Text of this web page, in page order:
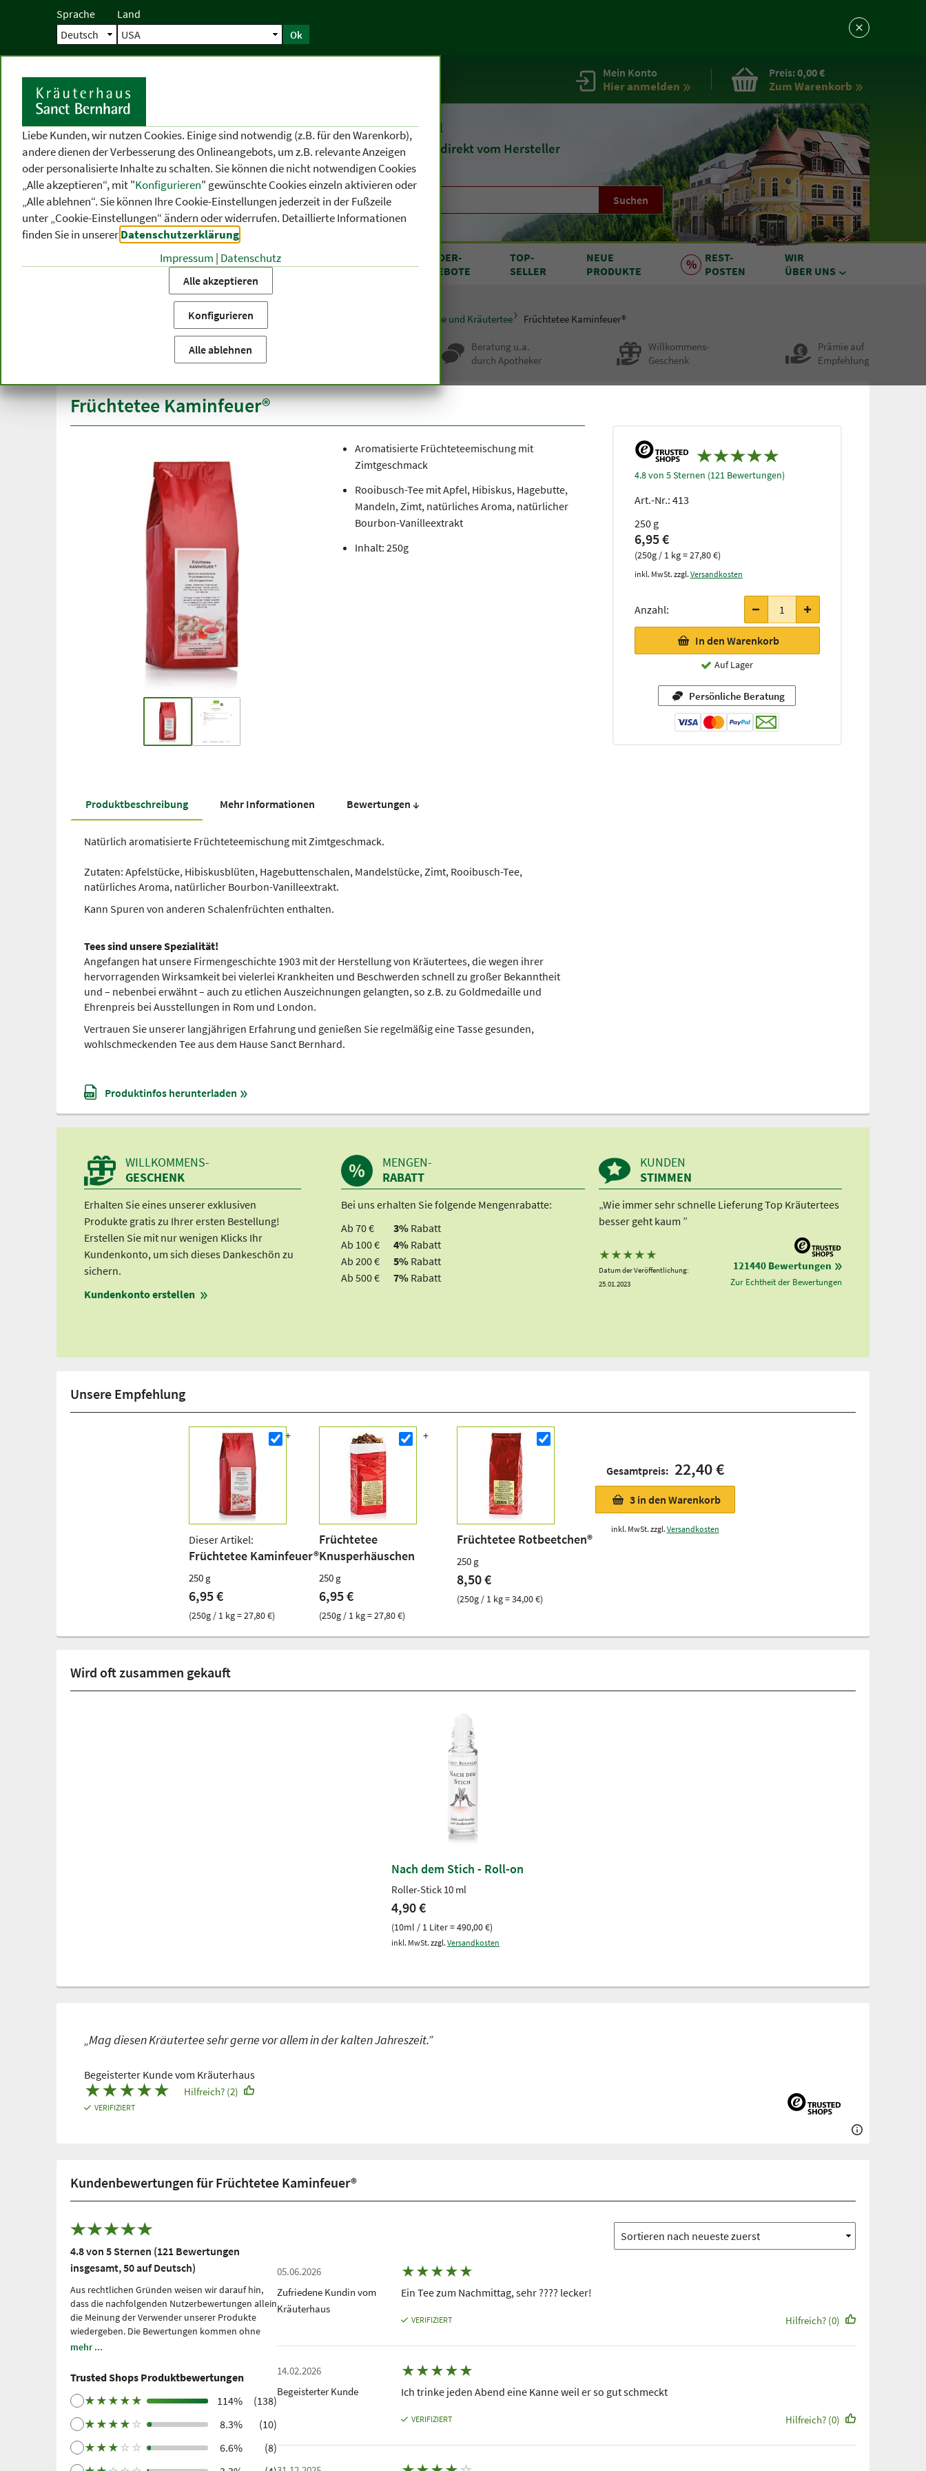
Sprache Land
Ok
Startseite Mein Konto
Hier anmelden
Preis:0,00 €
Zum Warenkorb
Seit 1903Naturheilmittel
undKosmetik direkt vom Hersteller
Suchen
KATEGORIEN
THEMEN-
BEREICHE
VON A BIS Z
SONDER-
ANGEBOTE
TOP-
SELLER
NEUE
PRODUKTE
REST-
POSTEN
WIR
ÜBER UNS
Startseite Produktkategorien Früchtetee und Kräutertee
Früchtetee Kaminfeuer®
Beratung u.a.
durch Apotheker
Willkommens-
Geschenk
Prämie auf
Empfehlung
Früchtetee Kaminfeuer®
4.8 von 5 Sternen (121 Bewertungen)
Art.-Nr.: 413
250 g
6,95 €
(250g / 1 kg = 27,80 €)
inkl. MwSt. zzgl. Versandkosten
Anzahl:
In den Warenkorb
Auf Lager
Persönliche Beratung
Aromatisierte Früchteteemischung mit
Zimtgeschmack
Rooibusch-Tee mit Apfel, Hibiskus, Hagebutte,
Mandeln, Zimt, natürliches Aroma, natürlicher
Bourbon-Vanilleextrakt
Inhalt: 250g
Produkt­beschreibung Mehr Informationen Bewer­tungen ↓
Natürlich aromatisierte Früchteteemischung mit Zimtgeschmack.
Zutaten: Apfelstücke, Hibiskusblüten, Hagebuttenschalen, Mandelstücke, Zimt, Rooibusch-Tee,
natürliches Aroma, natürlicher Bourbon-Vanilleextrakt.
Kann Spuren von anderen Schalenfrüchten enthalten.
Tees sind unsere Spezialität!
Angefangen hat unsere Firmengeschichte 1903 mit der Herstellung von Kräutertees, die wegen ihrer
hervorragenden Wirksamkeit bei vielerlei Krankheiten und Beschwerden schnell zu großer Bekanntheit
und – nebenbei erwähnt – auch zu etlichen Auszeichnungen gelangten, so z.B. zu Goldmedaille und
Ehrenpreis bei Ausstellungen in Rom und London.
Vertrauen Sie unserer langjährigen Erfahrung und genießen Sie regelmäßig eine Tasse gesunden,
wohlschmeckenden Tee aus dem Hause Sanct Bernhard.
Produktinfos herunterladen
Unsere Empfehlung
Dieser Artikel:
Früchtetee Kaminfeuer®
250 g
6,95 €
(250g / 1 kg = 27,80 €)
Früchtetee
Knusperhäuschen
250 g
6,95 €
(250g / 1 kg = 27,80 €)
Früchtetee Rotbeetchen®
250 g
8,50 €
(250g / 1 kg = 34,00 €)
Gesamtpreis: 22,40 €
3 in den Warenkorb
inkl. MwSt. zzgl. Versandkosten
Wird oft zusammen gekauft
Nach dem Stich - Roll-on
Roller-Stick 10 ml
4,90 €
(10ml / 1 Liter = 490,00 €)
inkl. MwSt. zzgl. Versandkosten
„Mag diesen Kräutertee sehr gerne vor allem in der kalten Jahreszeit.”
Begeisterter Kunde vom Kräuterhaus
★★★★★
VERIFIZIERT
Hilfreich? (2)
Kundenbewertungen für Früchtetee Kaminfeuer®
4.8 von 5 Sternen (121 Bewertungen
insgesamt, 50 auf Deutsch)
Aus rechtlichen Gründen weisen wir darauf hin,
dass die nachfolgenden Nutzerbewertungen allein
die Meinung der Verwender unserer Produkte
wiedergeben. Die Bewertungen kommen ohne
unsere Einflussnahme zustande, wir geben sie
sie uns zu eigen zu machen. Bitte beachten Sie: Es
handelt sich um persönliche, individuelle
Erfahrungen, welche nicht durch Studien belegt
Dienstleister seit 2021 für die Einholung von
Bewertungen. Trusted Shops hat Maßnahmen
getroffen, um sicherzustellen, dass es sich um
mehr ...
Trusted Shops Produktbewertungen
★ ★ ★ ★ ★ 114%
(138)
★ ★ ★ ★ ☆ 8.3%
(10)
★ ★ ★ ☆ ☆ 6.6%
(8)
05.06.2026
Zufriedene Kundin vom
Kräuterhaus
★★★★★
Ein Tee zum Nachmittag, sehr ???? lecker!
VERIFIZIERT Hilfreich? (0)
14.02.2026
Begeisterter Kunde
★★★★★
Ich trinke jeden Abend eine Kanne weil er so gut schmeckt
VERIFIZIERT Hilfreich? (0)
WILLKOMMENS-
GESCHENK
Erhalten Sie eines unserer exklusiven
Produkte gratis zu Ihrer ersten Bestellung!
Erstellen Sie mit nur wenigen Klicks Ihr
Kundenkonto, um sich dieses Dankeschön zu
sichern.
Kundenkonto erstellen
MENGEN-
RABATT
Bei uns erhalten Sie folgende Mengenrabatte:
Ab 70 €
3% Rabatt
Ab 100 €
4% Rabatt
Ab 200 €
5% Rabatt
Ab 500 €
7% Rabatt
KUNDEN
STIMMEN
„Wie immer sehr schnelle Lieferung Top Kräutertees
besser geht kaum ”
★ ★ ★ ★ ★
Datum der Veröffentlichung:
25.01.2023
121440 Bewertungen
Zur Echtheit der Bewertungen
Liebe Kunden, wir nutzen Cookies. Einige sind notwendig (z.B. für den Warenkorb),
andere dienen der Verbesserung des Onlineangebots, um z.B. relevante Anzeigen
oder personalisierte Inhalte zu schalten. Sie können die nicht notwendigen Cookies
„Alle akzeptieren“, mit "Konfigurieren" gewünschte Cookies einzeln aktivieren oder
„Alle ablehnen“. Sie können Ihre Cookie-Einstellungen jederzeit in der Fußzeile
unter „Cookie-Einstellungen“ ändern oder widerrufen. Detaillierte Informationen
finden Sie in unsererDatenschutzerklärung
Impressum | Datenschutz
Alle akzeptieren
Konfigurieren
Alle ablehnen